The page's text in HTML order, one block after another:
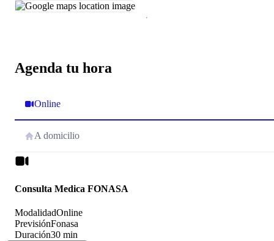
Agenda tu hora
Online
A domicilio
Consulta Medica FONASA
ModalidadOnline
PrevisiónFonasa
Duración30 min